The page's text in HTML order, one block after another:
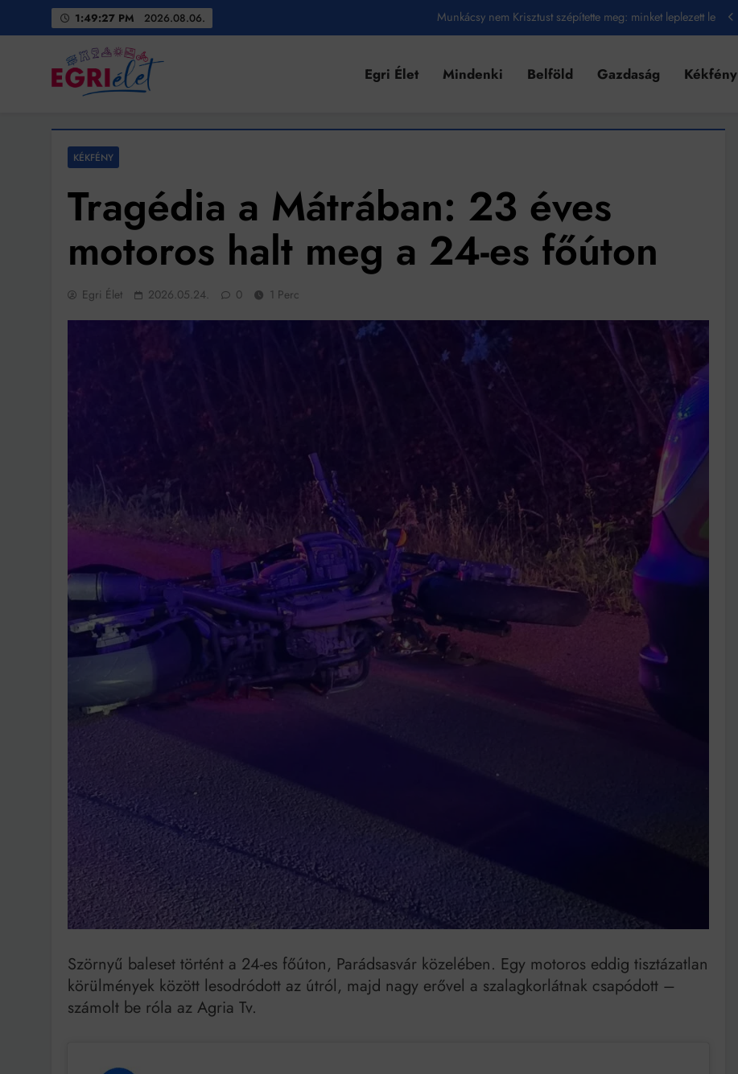
1:49:29 PM 2026.08.06.
Munkácsy nem Krisztust szépítette meg: minket leplezett le
Amikor a Tetris boldogabbá tesz, mint a szerelem
Az öregség nem csak ránc?
Az ördög még mindig Pradát visel. De te miért öltözöl hozzá?
Mindenki a világot akarja uralni – de nem csak a 80-as években
Bitumenes lapostetők: a bevált technológia akkor működik, ha jól van felújítva
Ingatlanpiaci szakértők szerint akár 5 százalékkal is nőhetnek a bérleti díjak a ponthatárhirdetés
után az egyetemi városokban
Munkácsy nem Krisztust szépítette meg: minket leplezett le
Ahol köszönnek, ott még van város
Amikor a Tetris boldogabbá tesz, mint a szerelem
Létezik tökéletes élet: Truman is elhitte
Karinthy Frigyes: a zseni, aki belenézett a saját koponyájába
Ki akarsz törni. De miből?
Az öregség nem csak ránc?
Az ördög még mindig Pradát visel. De te miért öltözöl hozzá?
Móricz Zsigmond: falusi író vagy boncmester?
Egri Élet
Egri Élet Mindenki Belföld Gazdaság Kékfény
KÉKFÉNY
Tragédia a Mátrában: 23 éves
motoros halt meg a 24-es főúton
Egri Élet 2026.05.24. 0 1 Perc
Szörnyű baleset történt a 24-es főúton, Parádsasvár közelében. Egy motoros eddig tisztázatlan
körülmények között lesodródott az útról, majd nagy erővel a szalagkorlátnak csapódott –
számolt be róla az Agria Tv.